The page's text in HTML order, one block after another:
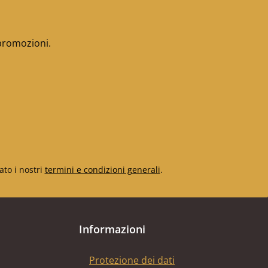
i nostri termini e condizioni generali.
Informazioni
Protezione dei dati